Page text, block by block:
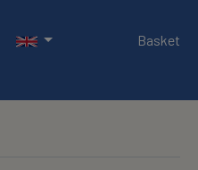
Basket